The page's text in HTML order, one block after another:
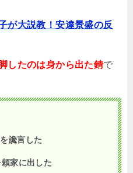
が大説教！安達景盛の反
したのは身から出た錆で
讒言した
家に出した